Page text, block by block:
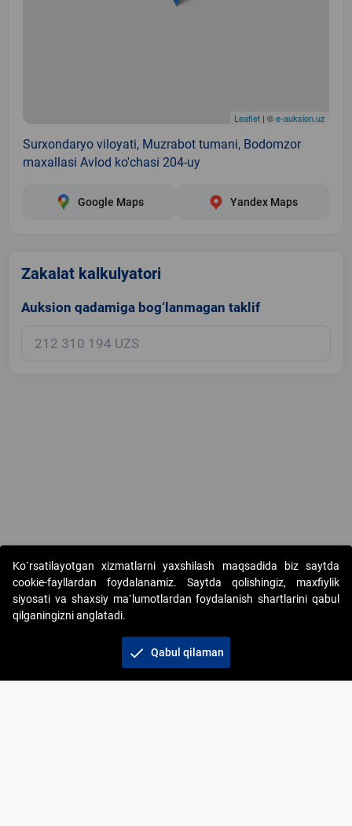
Leaflet | ©e-auksion.uz
Surxondaryo viloyati, Muzrabot tumani, Bodomzor
maxallasi Avlod ko'chasi 204-uy
Google Maps Yandex Maps
Zakalat kalkulyatori
Auksion qadamiga bog‘lanmagan taklif
Copyright © 2017-2026. "Elektron onlayn-auksionlarni tashkil etish"
AJ. Barcha huquqlar himoyalangan
+998 71 202-21-11
Ko`rsatilayotgan xizmatlarni yaxshilash maqsadida biz saytda
cookie-fayllardan foydalanamiz. Saytda qolishingiz, maxfiylik
siyosati va shaxsiy ma`lumotlardan foydalanish shartlarini qabul
qilganingizni anglatadi.
check Qabul qilaman